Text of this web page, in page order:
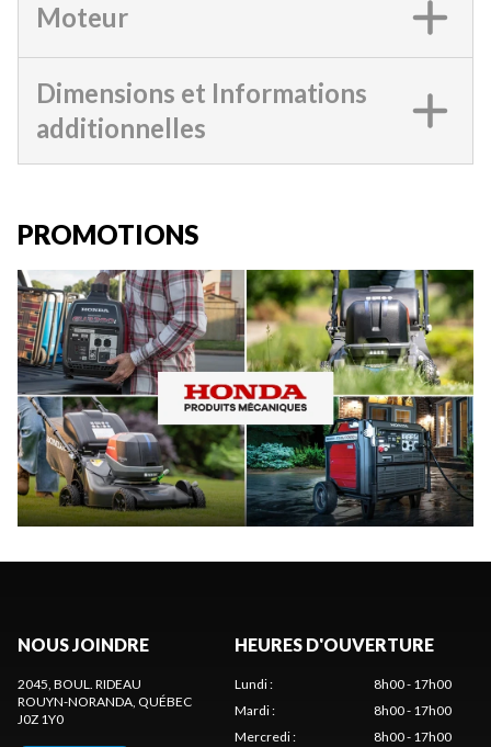
Moteur
Dimensions et Informations
additionnelles
PROMOTIONS
NOUS JOINDRE
2045, BOUL. RIDEAU
ROUYN-NORANDA, QUÉBEC
J0Z 1Y0
HEURES D'OUVERTURE
Lundi:
8h00 - 17h00
Mardi:
8h00 - 17h00
Mercredi: 8h00 - 17h00